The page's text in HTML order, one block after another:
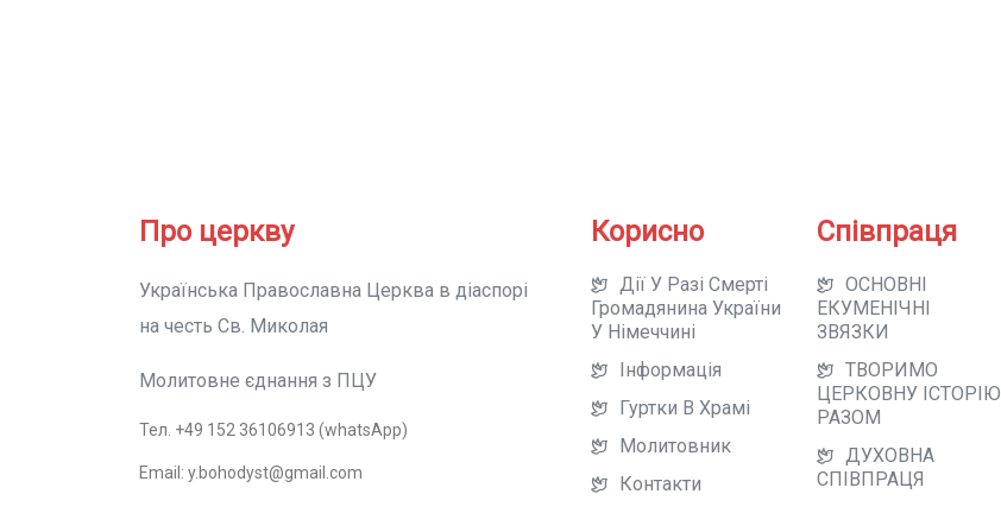
Про церкву
Українська Православна Церква в діаспорі
на честь Св. Миколая
Молитовне єднання з ПЦУ
Тел. +49 152 36106913 (whatsApp)
Email: y.bohodyst@gmail.com
Корисно
Дії У Разі Смерті
Громадянина України
У Німеччині
Інформація
Гуртки В Храмі
Молитовник
Контакти
Співпраця
ОСНОВНІ
ЕКУМЕНІЧНІ
ЗВЯЗКИ
ТВОРИМО
ЦЕРКОВНУ ІСТОРІЮ
РАЗОМ
ДУХОВНА
СПІВПРАЦЯ